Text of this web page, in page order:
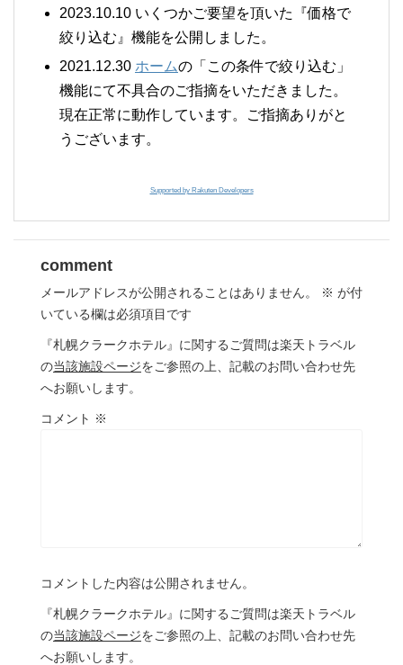
2023.10.10 いくつかご要望を頂いた『価格で
絞り込む』機能を公開しました。
2021.12.30 ホームの「この条件で絞り込む」
機能にて不具合のご指摘をいただきました。
現在正常に動作しています。ご指摘ありがと
うございます。
Supported by Rakuten Developers
comment
メールアドレスが公開されることはありません。 ※ が付
いている欄は必須項目です
『札幌クラークホテル』に関するご質問は楽天トラベル
の当該施設ページをご参照の上、記載のお問い合わせ先
へお願いします。
コメント ※
コメントした内容は公開されません。
『札幌クラークホテル』に関するご質問は楽天トラベル
の当該施設ページをご参照の上、記載のお問い合わせ先
へお願いします。